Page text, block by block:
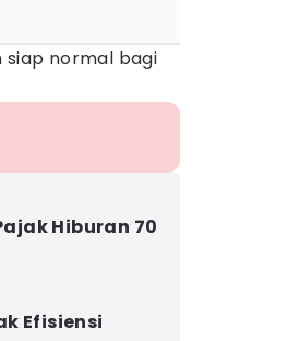
siap normal bagi
Hiburan 70
Efisiensi